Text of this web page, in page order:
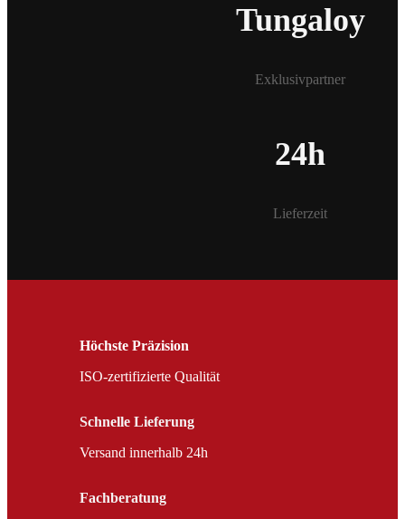
Tungaloy
Exklusivpartner
24h
Lieferzeit
Höchste Präzision
ISO-zertifizierte Qualität
Schnelle Lieferung
Versand innerhalb 24h
Fachberatung